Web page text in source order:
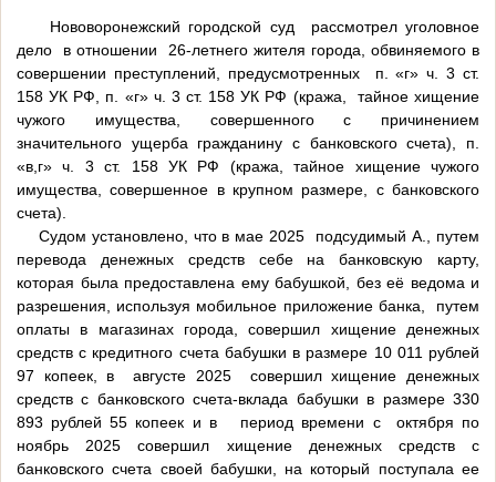
Нововоронежский городской суд рассмотрел уголовное
дело в отношении 26-летнего жителя города, обвиняемого в
совершении преступлений, предусмотренных п. «г» ч. 3 ст.
158 УК РФ, п. «г» ч. 3 ст. 158 УК РФ (кража, тайное хищение
чужого имущества, совершенного с причинением
значительного ущерба гражданину с банковского счета), п.
«в,г» ч. 3 ст. 158 УК РФ (кража, тайное хищение чужого
имущества, совершенное в крупном размере, с банковского
счета).
Судом установлено, что в мае 2025 подсудимый А., путем
перевода денежных средств себе на банковскую карту,
которая была предоставлена ему бабушкой, без её ведома и
разрешения, используя мобильное приложение банка, путем
оплаты в магазинах города, совершил хищение денежных
средств с кредитного счета бабушки в размере 10 011 рублей
97 копеек, в августе 2025 совершил хищение денежных
средств с банковского счета-вклада бабушки в размере 330
893 рублей 55 копеек и в период времени с октября по
ноябрь 2025 совершил хищение денежных средств с
банковского счета своей бабушки, на который поступала ее